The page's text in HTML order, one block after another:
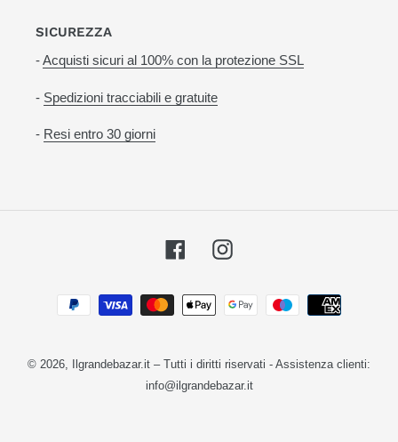
SICUREZZA
-Acquisti sicuri al 100% con la protezione SSL
- Spedizioni tracciabili e gratuite
- Resi entro 30 giorni
FacebookInstagram
Metodi
di
© 2026, Ilgrandebazar.it – Tutti i diritti riservati - Assistenza clienti:
info@ilgrandebazar.it